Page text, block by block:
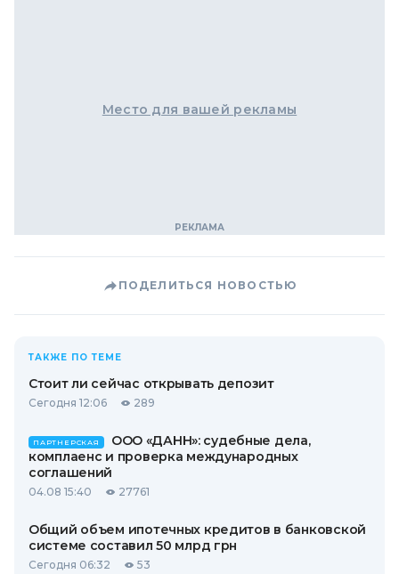
Место для вашей рекламы
ПОДЕЛИТЬСЯ НОВОСТЬЮ
ТАКЖЕ ПО ТЕМЕ
Стоит ли сейчас открывать депозит
Сегодня 12:06 289
ПАРТНЕРСКАЯ
ООО «ДАНН»: судебные дела,
комплаенс и проверка международных
соглашений
04.08 15:40 27761
Общий объем ипотечных кредитов в банковской
системе составил 50 млрд грн
Сегодня 06:32 53